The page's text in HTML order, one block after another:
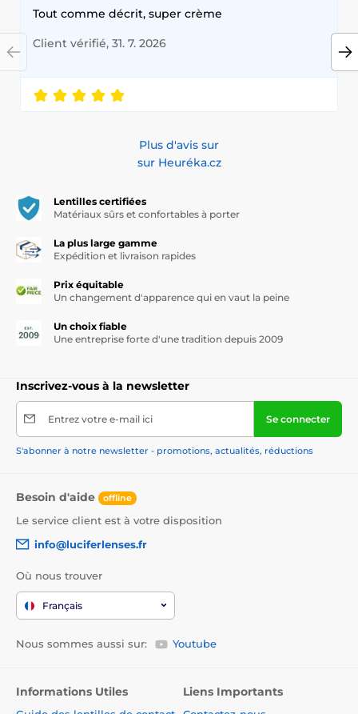
Tout comme décrit, super crème
Client vérifié, 31. 7. 2026
Plus d'avis sur
sur Heuréka.cz
Lentilles certifiées
Matériaux sûrs et confortables à porter
La plus large gamme
Expédition et livraison rapides
Prix équitable
Un changement d'apparence qui en vaut la peine
Un choix fiable
Une entreprise forte d'une tradition depuis 2009
Inscrivez-vous à la newsletter
Entrez votre e-mail ici Se connecter
S'abonner à notre newsletter - promotions, actualités, réductions
Besoin d'aide offline
Le service client est à votre disposition
info@luciferlenses.fr
Où nous trouver
Français
Nous sommes aussi sur: Youtube
Informations Utiles Liens Importants